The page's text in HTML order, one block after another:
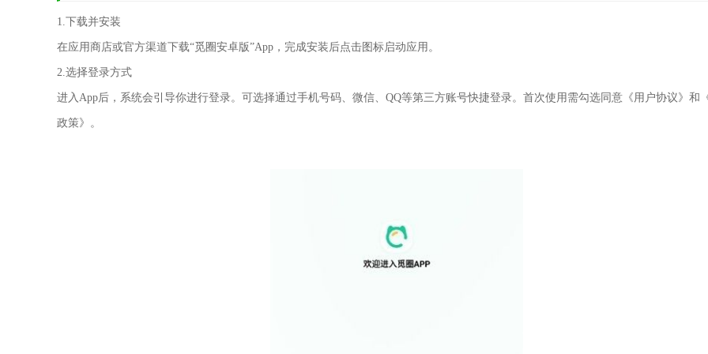
1.下载并安装
在应用商店或官方渠道下载“觅圈安卓版”App，完成安装后点击图标启动应用。
2.选择登录方式
进入App后，系统会引导你进行登录。可选择通过手机号码、微信、QQ等第三方账号快捷登录。首次使用需勾选同意《用户协议》和
政策》。